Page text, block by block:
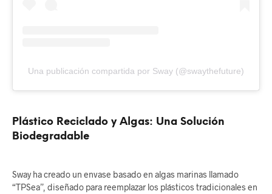
Una publicación compartida por Sway (@swaythefuture)
Plástico Reciclado y Algas: Una Solución
Biodegradable
Sway ha creado un envase basado en algas marinas llamado
“TPSea”, diseñado para reemplazar los plásticos tradicionales en